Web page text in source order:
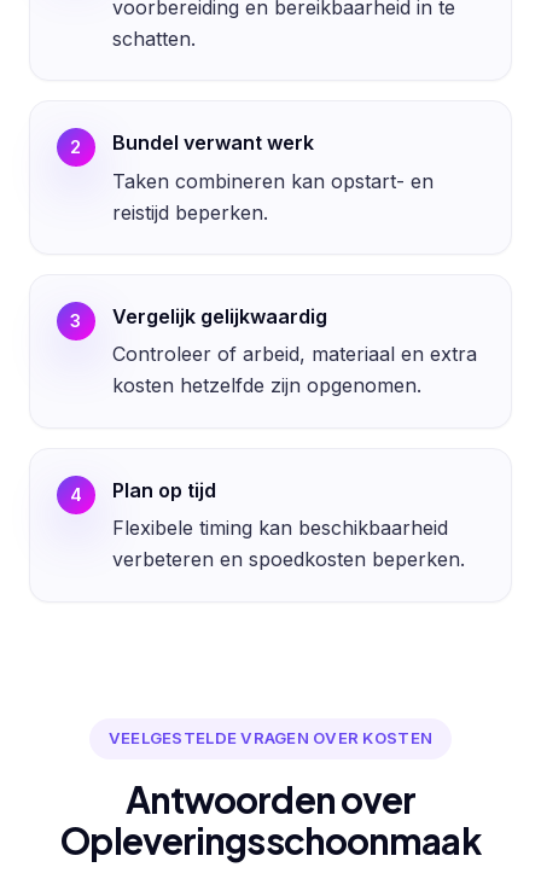
voorbereiding en bereikbaarheid in te
schatten.
2
Bundel verwant werk
Taken combineren kan opstart- en
reistijd beperken.
3
Vergelijk gelijkwaardig
Controleer of arbeid, materiaal en extra
kosten hetzelfde zijn opgenomen.
4
Plan op tijd
Flexibele timing kan beschikbaarheid
verbeteren en spoedkosten beperken.
VEELGESTELDE VRAGEN OVER KOSTEN
Antwoorden over
Opleveringsschoonmaak